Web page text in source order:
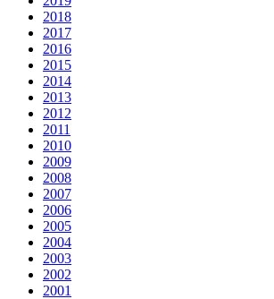
2018
2017
2016
2015
2014
2013
2012
2011
2010
2009
2008
2007
2006
2005
2004
2003
2002
2001